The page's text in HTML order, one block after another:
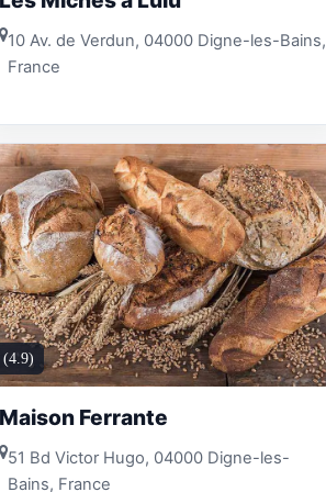
10 Av. de Verdun, 04000 Digne-les-Bains,
France
(4.9)
Maison Ferrante
51 Bd Victor Hugo, 04000 Digne-les-
Bains, France